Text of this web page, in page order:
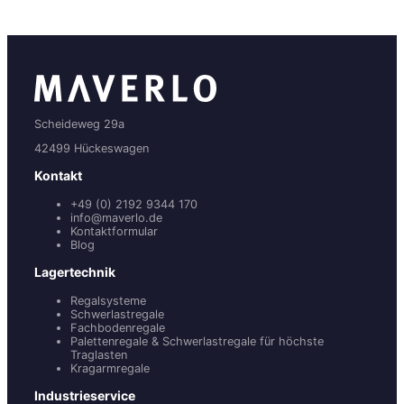
Scheideweg 29a
42499 Hückeswagen
Kontakt
+49 (0) 2192 9344 170
info@maverlo.de
Kontaktformular
Blog
Lagertechnik
Regalsysteme
Schwerlastregale
Fachbodenregale
Palettenregale & Schwerlastregale für höchste
Traglasten
Kragarmregale
Industrieservice